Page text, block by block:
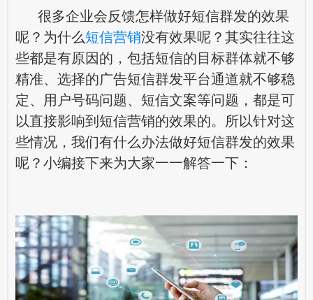
很多企业会反馈怎样做好短信群发的效果
呢？为什么短信营销没有效果呢？其实往往这
些都是有原因的，包括短信的目标群体就不够
精准、选择的广告短信群发平台通道就不够稳
定、用户号码问题、短信文案等问题，都是可
以直接影响到短信营销的效果的。所以针对这
些情况，我们有什么办法做好短信群发的效果
呢？小编接下来为大家一一解答一下：